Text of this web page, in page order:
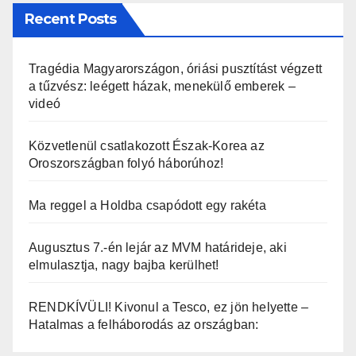
Recent Posts
Tragédia Magyarországon, óriási pusztítást végzett
a tűzvész: leégett házak, menekülő emberek –
videó
Közvetlenül csatlakozott Észak-Korea az
Oroszországban folyó háborúhoz!
Ma reggel a Holdba csapódott egy rakéta
Augusztus 7.-én lejár az MVM határideje, aki
elmulasztja, nagy bajba kerülhet!
RENDKÍVÜLI! Kivonul a Tesco, ez jön helyette –
Hatalmas a felháborodás az országban: